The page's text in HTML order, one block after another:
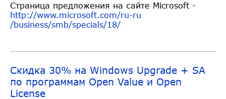
Страница предложения на сайте Microsoft -
http://www.microsoft.com/ru-ru
/business/smb/specials/18/
Скидка 30% на Windows Upgrade + SA
по программам Open Value и Open
License